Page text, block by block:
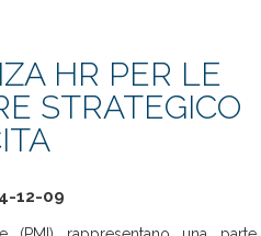
HR PER LE
STRATEGICO
12-09